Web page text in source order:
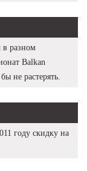
в разном
Balkan
не растерять.
году скидку на